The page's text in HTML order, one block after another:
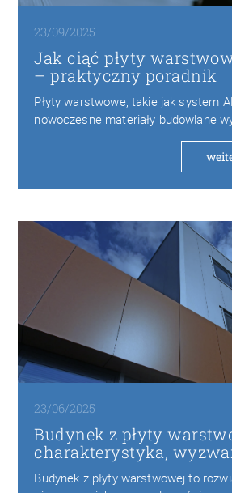
23/09/2025
Jak ciąć płyty
– praktyczny poradnik
Płyty warstwowe, takie jak system
nowoczesne materiały budowlane
halach przemysłowych, chłodniach…
23/06/2025
Budynek z płyty
charakterystyka,
Budynek z płyty warstwowej to